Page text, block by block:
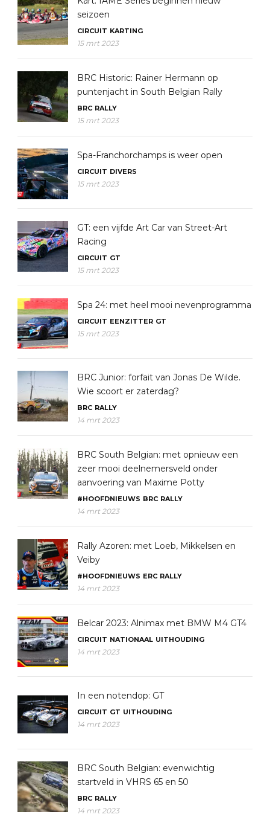
seizoen
CIRCUIT KARTING
15 mrt 2023
BRC Historic: Rainer Hermann op
puntenjacht in South Belgian Rally
BRC RALLY
15 mrt 2023
Spa-Franchorchamps is weer open
CIRCUIT DIVERS
15 mrt 2023
GT: een vijfde Art Car van Street-Art
Racing
CIRCUIT GT
15 mrt 2023
Spa 24: met heel mooi nevenprogramma
CIRCUIT EENZITTER GT
15 mrt 2023
BRC Junior: forfait van Jonas De Wilde.
Wie scoort er zaterdag?
BRC RALLY
14 mrt 2023
BRC South Belgian: met opnieuw een
zeer mooi deelnemersveld onder
aanvoering van Maxime Potty
#HOOFDNIEUWS BRC RALLY
14 mrt 2023
Rally Azoren: met Loeb, Mikkelsen en
Veiby
#HOOFDNIEUWS ERC RALLY
14 mrt 2023
Belcar 2023: Alnimax met BMW M4 GT4
CIRCUIT NATIONAAL UITHOUDING
14 mrt 2023
In een notendop: GT
CIRCUIT GT UITHOUDING
14 mrt 2023
BRC South Belgian: evenwichtig
startveld in VHRS 65 en 50
BRC RALLY
14 mrt 2023